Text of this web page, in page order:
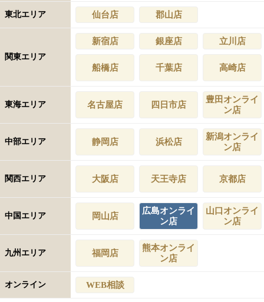
東北エリア 仙台店 郡山店
関東エリア
新宿店 銀座店 立川店
船橋店 千葉店 高崎店
東海エリア 名古屋店 四日市店
豊田オンライ
ン店
中部エリア 静岡店 浜松店
新潟オンライ
ン店
関西エリア 大阪店 天王寺店 京都店
中国エリア 岡山店
広島オンライ
ン店
山口オンライ
ン店
九州エリア 福岡店
熊本オンライ
ン店
オンライン WEB相談